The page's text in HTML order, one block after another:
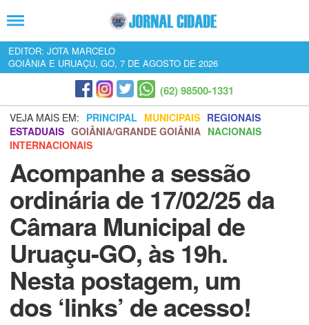
EDITOR: JOTA MARCELO
GOIÂNIA E URUAÇU, GO, 7 DE AGOSTO DE 2026
(62) 98500-1331
VEJA MAIS EM: PRINCIPAL MUNICIPAIS REGIONAIS
ESTADUAIS GOIÂNIA/GRANDE GOIÂNIA NACIONAIS
INTERNACIONAIS
Acompanhe a sessão
ordinária de 17/02/25 da
Câmara Municipal de
Uruaçu-GO, às 19h.
Nesta postagem, um
dos ‘links’ de acesso!